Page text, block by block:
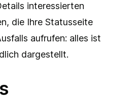
interessierten
die Ihre Statusseite
aufrufen: alles ist
dargestellt.